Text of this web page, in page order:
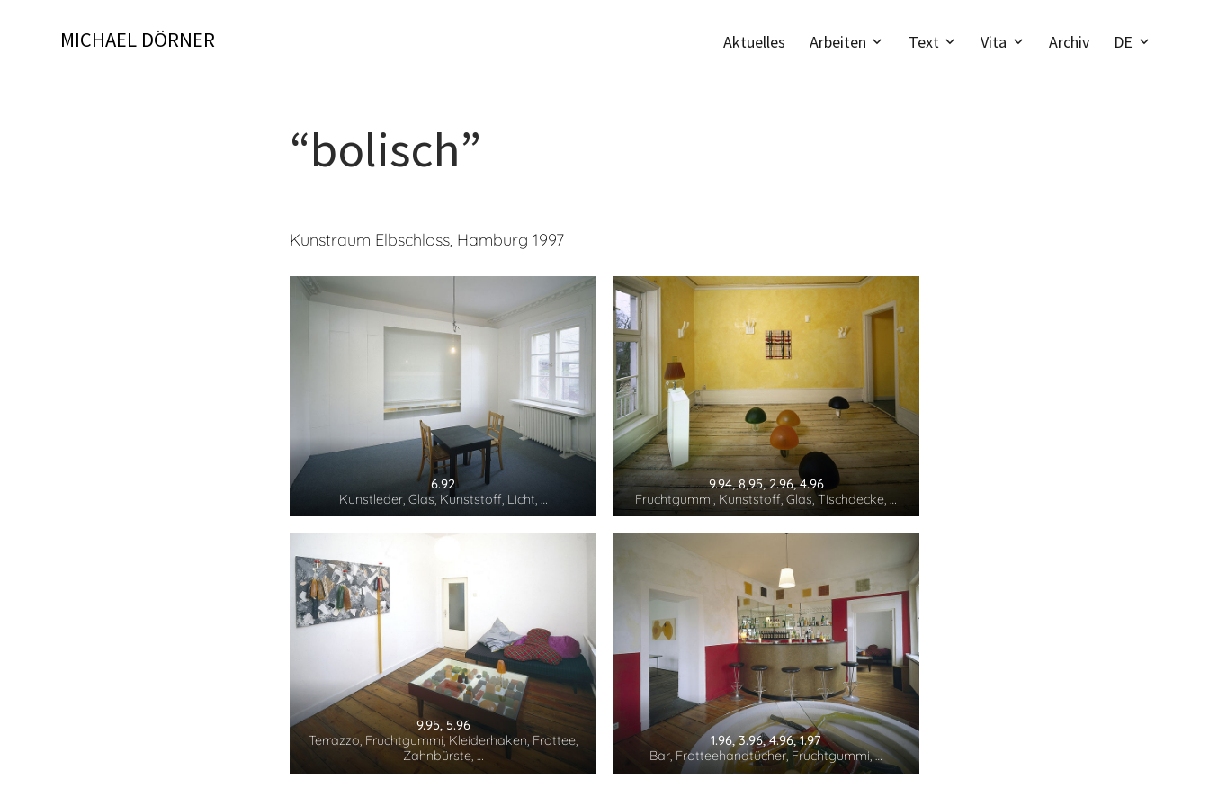
MICHAEL DÖRNER Aktuelles Arbeiten Text Vita Archiv DE
“bolisch”
Kunstraum Elbschloss, Hamburg 1997
6.92
Kunstleder, Glas, Kunststoff, Licht, …
9.94, 8,95, 2.96, 4.96
Fruchtgummi, Kunststoff, Glas, Tischdecke, …
9.95, 5.96
Terrazzo, Fruchtgummi, Kleiderhaken, Frottee,
Zahnbürste, …
1.96, 3.96, 4.96, 1.97
Bar, Frotteehandtücher, Fruchtgummi, …